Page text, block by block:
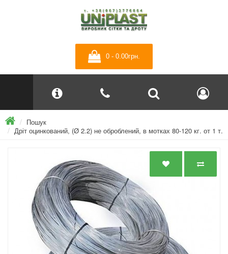
0 - 0.00грн.
Пошук
Дріт оцинкований, (Ø 2.2) не оброблений, в мотках 80-120 кг. от 1 т.